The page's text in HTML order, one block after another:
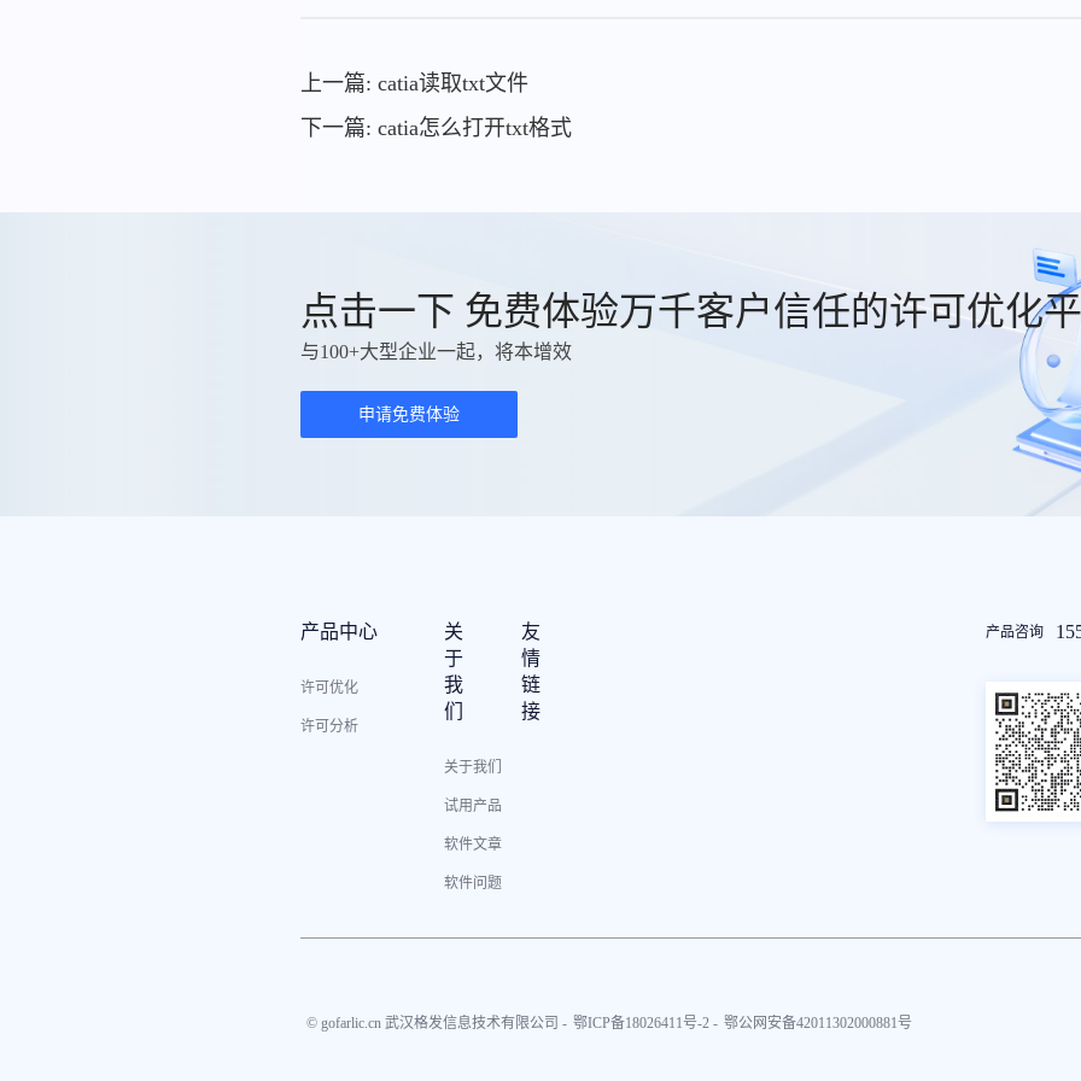
上一篇: catia读取txt文件
下一篇: catia怎么打开txt格式
点击一下 免费体验万千客户信任的许可优化
与100+大型企业一起，将本增效
申请免费体验
产品中心
许可优化
许可分析
关
于
我
们
关于我们
试用产品
软件文章
软件问题
友
情
链
接
产品咨询
© gofarlic.cn 武汉格发信息技术有限公司 - 鄂ICP备18026411号-2 - 鄂公网安备42011302000881号